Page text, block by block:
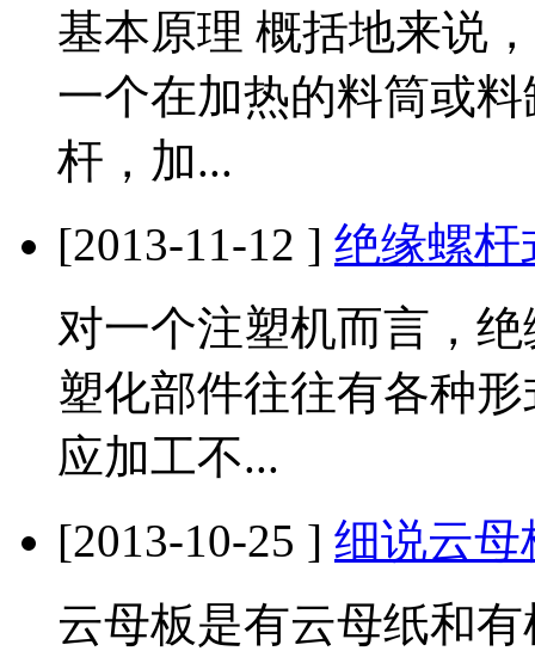
基本原理 概括地来说
一个在加热的料筒或
杆，加...
[2013-11-12 ] 绝缘螺杆
对一个注塑机而言，
塑化部件往往有各种
应加工不...
[2013-10-25 ] 细说云母
云母板是有云母纸和